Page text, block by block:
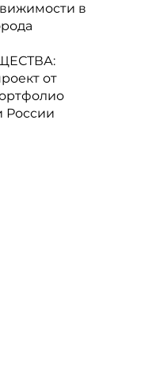
в
от
России